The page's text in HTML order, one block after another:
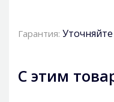
Гарантия:
С этим